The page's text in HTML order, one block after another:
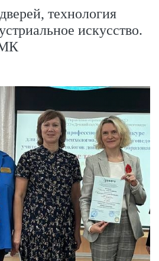
технология
искусство.